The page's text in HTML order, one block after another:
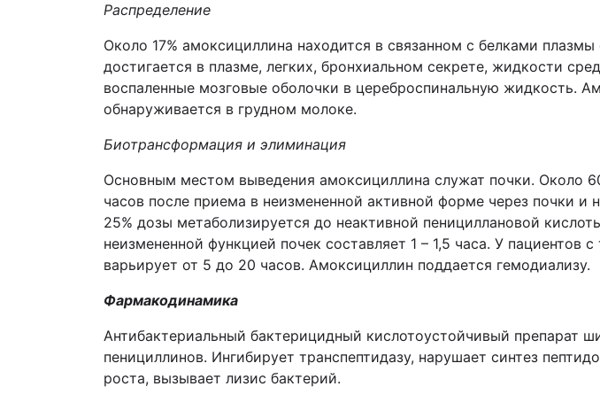
Распределение
Около 17% амоксициллина находится в связанном с белками
достигается в плазме, легких, бронхиальном секрете, жидкости
воспаленные мозговые оболочки в цереброспинальную жидкость.
обнаруживается в грудном молоке.
Биотрансформация и элиминация
Основным местом выведения амоксициллина служат почки. Около
часов после приема в неизмененной активной форме через почки
25% дозы метаболизируется до неактивной пенициллановой
неизмененной функцией почек составляет 1 – 1,5 часа. У
варьирует от 5 до 20 часов. Амоксициллин поддается гемодиализу.
Фармакодинамика
Антибактериальный бактерицидный кислотоустойчивый препарат
пенициллинов. Ингибирует транспептидазу, нарушает синтез
роста, вызывает лизис бактерий.